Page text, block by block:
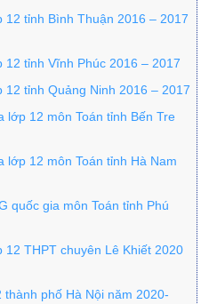
12 tỉnh Bình Thuận 2016 – 2017
12 tỉnh Vĩnh Phúc 2016 – 2017
tỉnh Quảng Ninh 2016 – 2017
lớp 12 môn Toán tỉnh Bến Tre
lớp 12 môn Toán tỉnh Hà Nam
quốc gia môn Toán tỉnh Phú
12 THPT chuyên Lê Khiết 2020
phố Hà Nội năm 2020-